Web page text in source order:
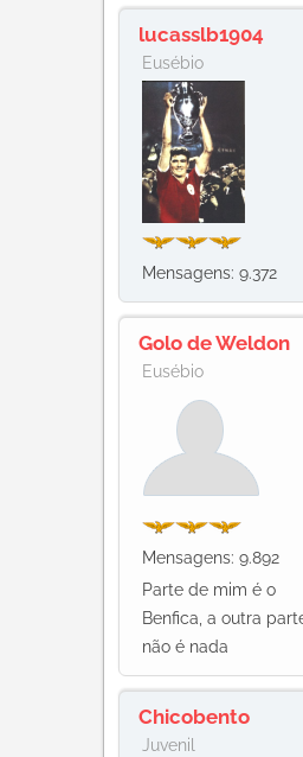
lucasslb1904
Eusébio
Mensagens: 9.372
Golo de Weldon
Eusébio
Mensagens: 9.892
Parte de mim é o
Benfica, a outra
não é nada
Chicobento
Juvenil